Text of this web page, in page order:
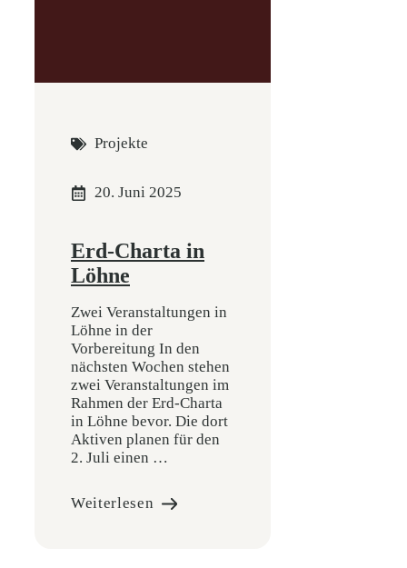
Projekte
20. Juni 2025
Erd-Charta in
Löhne
Zwei Veranstaltungen in
Löhne in der
Vorbereitung In den
nächsten Wochen stehen
zwei Veranstaltungen im
Rahmen der Erd-Charta
in Löhne bevor. Die dort
Aktiven planen für den
2. Juli einen …
Weiterlesen